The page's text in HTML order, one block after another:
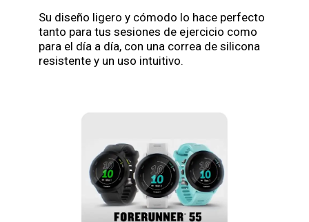
Su diseño ligero y cómodo lo hace perfecto
tanto para tus sesiones de ejercicio como
para el día a día, con una correa de silicona
resistente y un uso intuitivo.